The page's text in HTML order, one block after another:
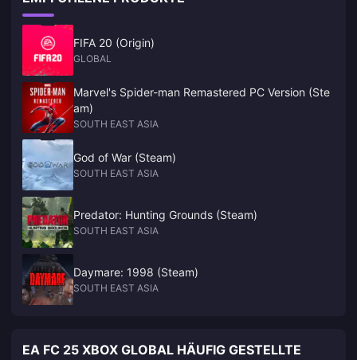
FIFA 20 (Origin)
GLOBAL
Marvel's Spider-man Remastered PC Version (Ste
am)
SOUTH EAST ASIA
God of War (Steam)
SOUTH EAST ASIA
Predator: Hunting Grounds (Steam)
SOUTH EAST ASIA
Daymare: 1998 (Steam)
SOUTH EAST ASIA
EA FC 25 XBOX GLOBAL HÄUFIG GESTELLTE